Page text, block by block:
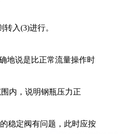
入(3)进行。
地说是比正常流量操作时
内，说明钢瓶压力正
稳定阀有问题，此时应按